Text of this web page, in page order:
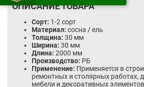
тех.сушки
ОПИСАНИЕ ТОВАРА
Сорт: 1-2 сорт
Материал: сосна / ель
Толщина: 30 мм
Ширина: 30 мм
Длина: 2000 мм
Производство: РБ
Применение: Применяется в
ремонтных и столярных работах,
мебели и декоративных